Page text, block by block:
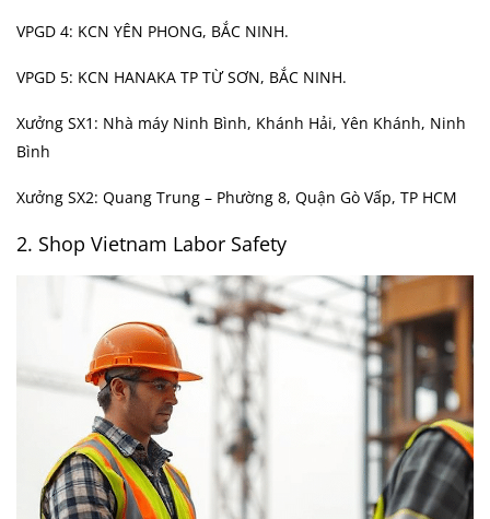
VPGD 4: KCN YÊN PHONG, BẮC NINH.
VPGD 5: KCN HANAKA TP TỪ SƠN, BẮC NINH.
Xưởng SX1: Nhà máy Ninh Bình, Khánh Hải, Yên Khánh, Ninh
Bình
Xưởng SX2: Quang Trung – Phường 8, Quận Gò Vấp, TP HCM
2. Shop Vietnam Labor Safety